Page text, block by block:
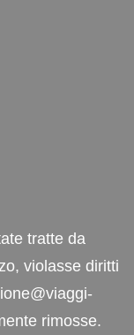
tratte da
violasse diritti
rimosse.